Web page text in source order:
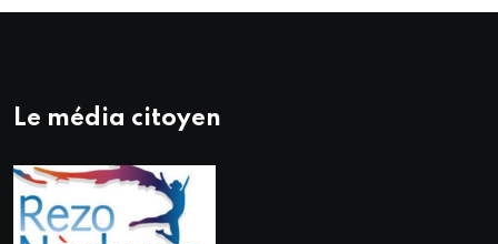
Le média citoyen